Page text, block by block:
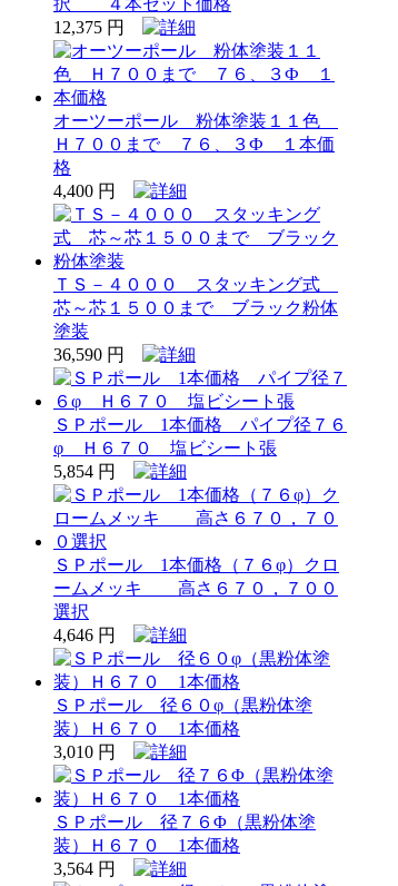
12,375 円
オーツーポール 粉体塗装１１色
Ｈ７００まで ７６、３Ф １本価
格
4,400 円
ＴＳ－４０００ スタッキング式
芯～芯１５００まで ブラック粉体
塗装
36,590 円
ＳＰポール 1本価格 パイプ径７６
φ Ｈ６７０ 塩ビシート張
5,854 円
ＳＰポール 1本価格（７６φ）クロ
ームメッキ 高さ６７０，７００
選択
4,646 円
ＳＰポール 径６０φ（黒粉体塗
装）Ｈ６７０ 1本価格
3,010 円
ＳＰポール 径７６Φ（黒粉体塗
装）Ｈ６７０ 1本価格
3,564 円